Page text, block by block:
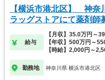
【横浜市港北区】 神奈
ラッグストアにて薬剤師
給与
【月収】35.0万円～
【年収】500万円～
【時給】2,000円～
勤務地 神奈川県 横浜市港北区